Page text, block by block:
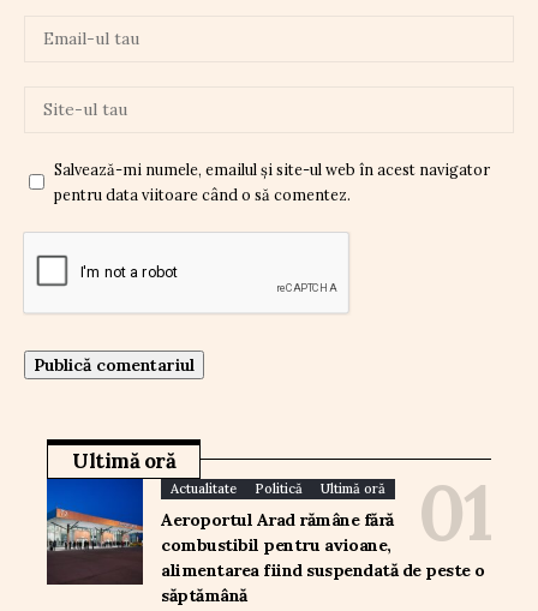
Salvează-mi numele, emailul și site-ul web în acest navigator
pentru data viitoare când o să comentez.
Ultimă oră
Actualitate Politică Ultimă oră
Aeroportul Arad rămâne fără
combustibil pentru avioane,
alimentarea fiind suspendată de peste o
săptămână